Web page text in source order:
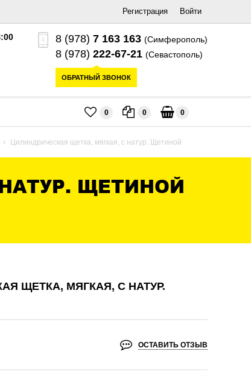
Регистрация Войти
8 (978) 7 163 163 (Симферополь)
8 (978) 222-67-21 (Севастополь)
ОБРАТНЫЙ ЗВОНОК
0 0 0
Цилиндрическая щетка, мягкая, с натур. Щетиной
ЩЕТИНОЙ
ЩЕТКА, МЯГКАЯ, С НАТУР.
ОСТАВИТЬ ОТЗЫВ